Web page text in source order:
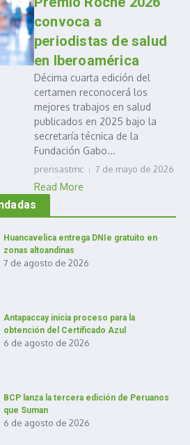
convoca a
periodistas de salud
en Iberoamérica
Décima cuarta edición del
certamen reconocerá los
mejores trabajos en salud
publicados en 2025 bajo la
secretaría técnica de la
Fundación Gabo...
prensastmc 7 de mayo de 2026
Read More
Huancavelica entrega DNIe gratuito en
zonas altoandinas
7 de agosto de 2026
Antapaccay inicia proceso para la
obtención del Certificado Azul
6 de agosto de 2026
BCP lanza la tercera edición de Peruanos
que Suman
6 de agosto de 2026